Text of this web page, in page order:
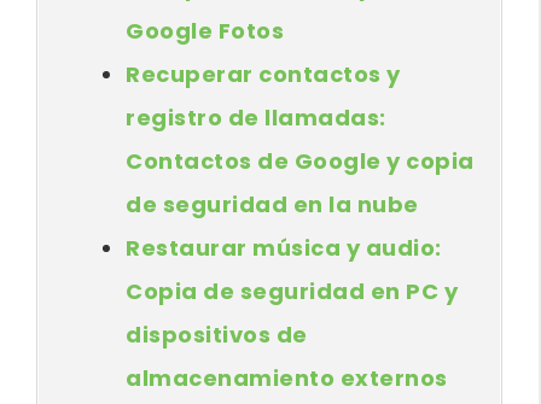
Google Fotos
Recuperar contactos y
registro de llamadas:
Contactos de Google y copia
de seguridad en la nube
Restaurar música y audio:
Copia de seguridad en PC y
dispositivos de
almacenamiento externos